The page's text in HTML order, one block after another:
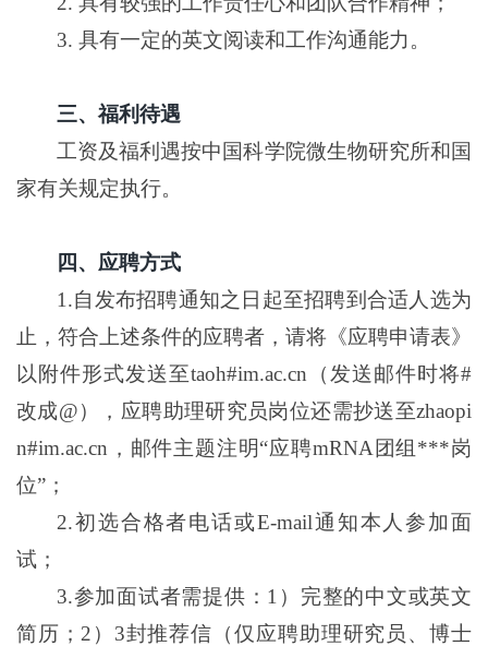
3. 具有一定的英文阅读和工作沟通能力。
三、福利待遇
工资及福利遇按中国科学院微生物研究所和国
家有关规定执行。
四、应聘方式
1.自发布招聘通知之日起至招聘到合适人选为
止，符合上述条件的应聘者，请将《应聘申请表》
以附件形式发送至taoh#im.ac.cn （发送邮件时将#
改成@），应聘助理研究员岗位还需抄送至zhaopi
n#im.ac.cn ，邮件主题注明“应聘mRNA 团组 ***岗
位”；
2.初选合格者电话或E-mail通知本人参加面
试；
3.参加面试者需提供： 1 ）完整的中文或英文
简历； 2 ） 3封推荐信（仅应聘助理研究员、博士